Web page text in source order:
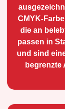
CMYK-
die an
passen in
und sind
begrenzte